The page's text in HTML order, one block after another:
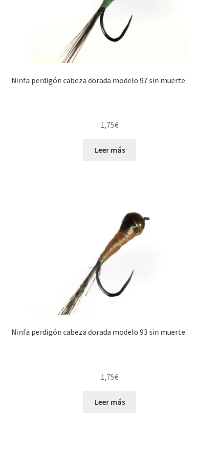
Ninfa perdigón cabeza dorada modelo 97 sin muerte
1,75€
Leer más
Ninfa perdigón cabeza dorada modelo 93 sin muerte
1,75€
Leer más